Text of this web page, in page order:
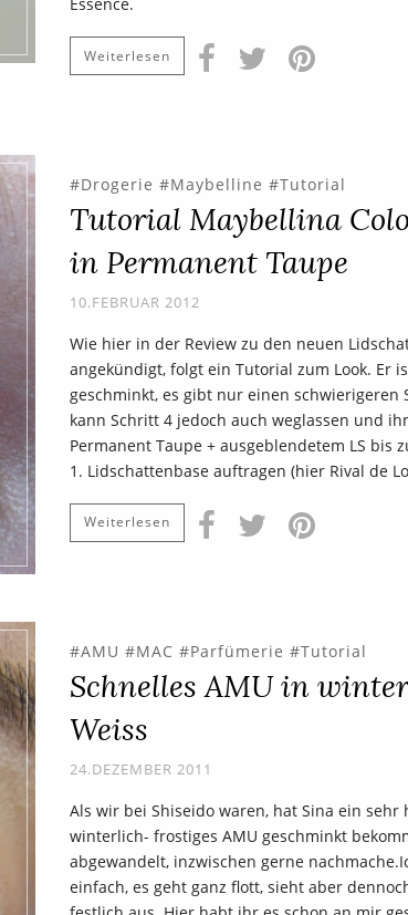
Weiterlesen
Drogerie Maybelline Tutorial
Tutorial Maybellina
in Permanent Taupe
10.FEBRUAR 2012
Wie hier in der Review zu den neuen
angekündigt, folgt ein Tutorial zum Look. Er
geschminkt, es gibt nur einen schwierigeren
kann Schritt 4 jedoch auch weglassen und
Permanent Taupe + ausgeblendetem LS bis
1. Lidschattenbase auftragen (hier Rival de
Weiterlesen
AMU MAC Parfümerie Tutorial
Schnelles AMU in
Weiss
24.DEZEMBER 2011
Als wir bei Shiseido waren, hat Sina ein sehr
winterlich- frostiges AMU geschminkt
abgewandelt, inzwischen gerne
einfach, es geht ganz flott, sieht aber